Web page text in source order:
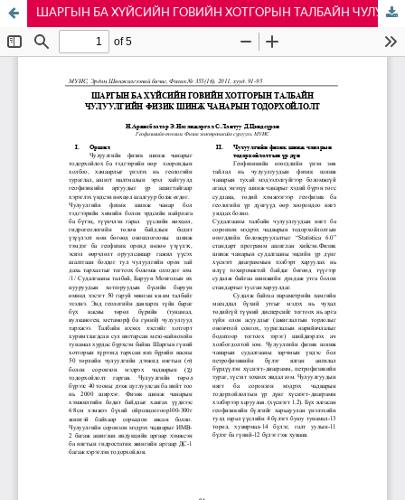
ШAРГЫН БА ХҮЙСИЙН ГОВИЙН ХОТГОРЫН ТАЛБАЙН ЧУЛУУЛГИЙН ФИЗИК ШИНЖ ЧАНАРЫН ТОДОРХОЙЛОЛТ